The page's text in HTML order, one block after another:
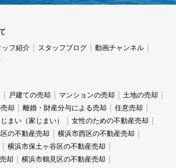
ッフ紹介 スタッフブログ
動画チャンネル
戸建ての売却 マンションの売却
土地の売却
却 離婚・財産分与による売却
任意売却
まい（家じまい）
女性のための不動産売却
の不動産売却
横浜市西区の不動産売却
横浜市保土ヶ谷区の不動産売却
却
横浜市鶴見区の不動産売却